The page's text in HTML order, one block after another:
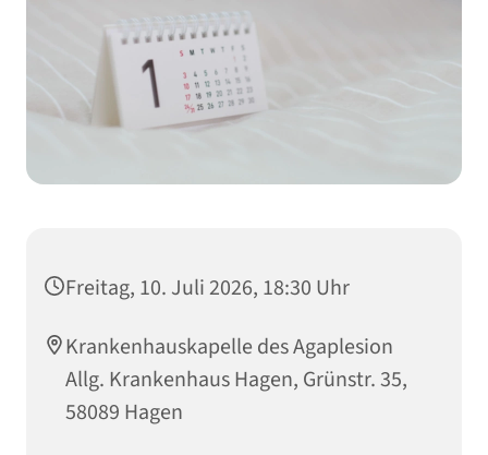
Freitag, 10. Juli 2026, 18:30 Uhr
Krankenhauskapelle des Agaplesion
Allg. Krankenhaus Hagen, Grünstr. 35,
58089 Hagen